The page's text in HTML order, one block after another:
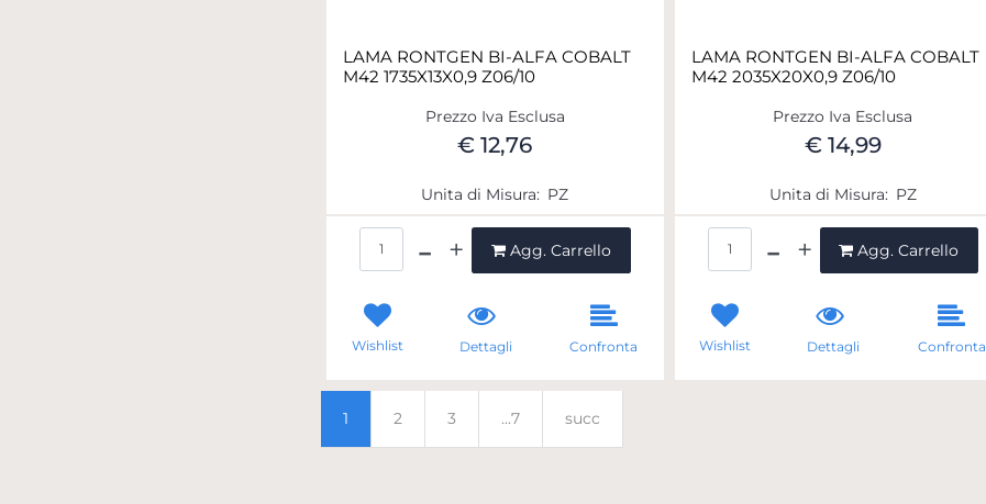
LAMA RONTGEN BI-ALFA COBALT
M42 1735X13X0,9 Z06/10
Prezzo Iva Esclusa
€ 12,76
Unita di Misura: PZ
Agg. Carrello
Wishlist Dettagli Confronta
LAMA RONTGEN BI-ALFA COBALT
M42 2035X20X0,9 Z06/10
Prezzo Iva Esclusa
€ 14,99
Unita di Misura: PZ
Agg. Carrello
Wishlist Dettagli Confronta
1 2 3 ...7 succ